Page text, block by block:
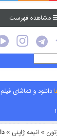
مشاهده فهرست
دانلود و تماشای فیلم
» انیمه ژاپنی »